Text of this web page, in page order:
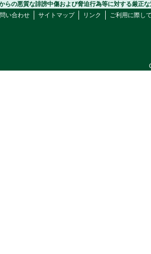
らの悪質な誹謗中傷および脅迫行為等に対する厳正
い合わせ
サイトマップ リンク ご利用に際し